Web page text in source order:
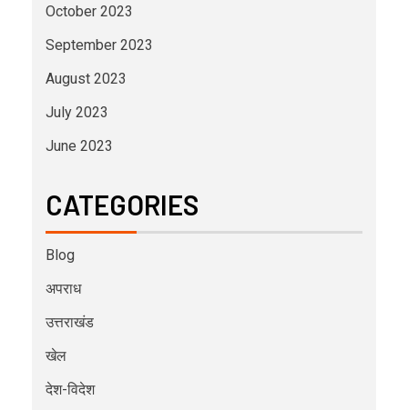
October 2023
September 2023
August 2023
July 2023
June 2023
CATEGORIES
Blog
अपराध
उत्तराखंड
खेल
देश-विदेश